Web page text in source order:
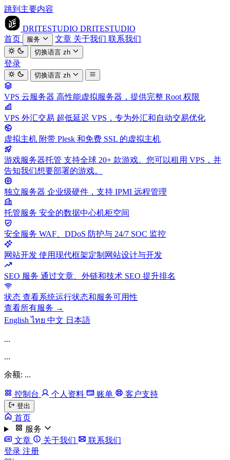
跳到主要内容
DRITESTUDIO DRITESTUDIO
首页
服务 文章 关于我们 联系我们
切换语言zh
登录
切换语言zh
VPS 云服务器 高性能虚拟服务器，提供完整 Root 权限
VPS 外汇交易 超低延迟 VPS，专为外汇和自动交易优化
虚拟主机 附带 Plesk 和免费 SSL 的虚拟主机
游戏服务器托管 支持全球 20+ 款游戏。您可以租用 VPS，并
告知我们想要部署的游戏。
独立服务器 企业级硬件，支持 IPMI 远程管理
托管服务 安全的数据中心机柜空间
安全服务 WAF、DDoS 防护与 24/7 SOC 监控
网站开发 使用现代框架定制网站设计与开发
SEO 服务 通过文章、外链和技术 SEO 提升排名
状态 查看系统运行状态和服务可用性
查看所有服务 →
Englishไทย 中文 日本語
...
...
余额: ...
控制台 个人资料 账单 客户支持
登出
首页
服务
文章
关于我们
联系我们
登录 注册